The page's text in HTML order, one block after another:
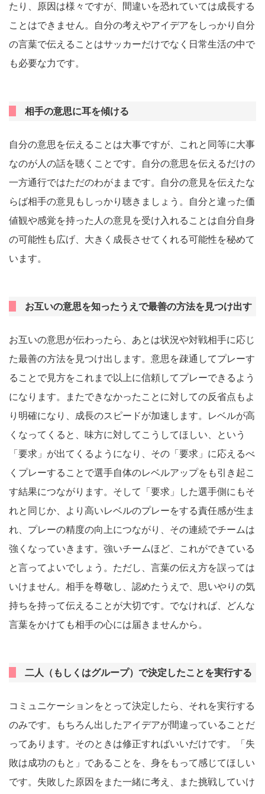
たり、原因は様々ですが、間違いを恐れていては成長する
ことはできません。自分の考えやアイデアをしっかり自分
の言葉で伝えることはサッカーだけでなく日常生活の中で
も必要な力です。
相手の意思に耳を傾ける
自分の意思を伝えることは大事ですが、これと同等に大事
なのが人の話を聴くことです。自分の意思を伝えるだけの
一方通行ではただのわがままです。自分の意見を伝えたな
らば相手の意見もしっかり聴きましょう。自分と違った価
値観や感覚を持った人の意見を受け入れることは自分自身
の可能性も広げ、大きく成長させてくれる可能性を秘めて
います。
お互いの意思を知ったうえで最善の方法を見つけ出す
お互いの意思が伝わったら、あとは状況や対戦相手に応じ
た最善の方法を見つけ出します。意思を疎通してプレーす
ることで見方をこれまで以上に信頼してプレーできるよう
になります。またできなかったことに対しての反省点もよ
り明確になり、成長のスピードが加速します。レベルが高
くなってくると、味方に対してこうしてほしい、という
「要求」が出てくるようになり、その「要求」に応えるべ
くプレーすることで選手自体のレベルアップをも引き起こ
す結果につながります。そして「要求」した選手側にもそ
れと同じか、より高いレベルのプレーをする責任感が生ま
れ、プレーの精度の向上につながり、その連続でチームは
強くなっていきます。強いチームほど、これができている
と言ってよいでしょう。ただし、言葉の伝え方を誤っては
いけません。相手を尊敬し、認めたうえで、思いやりの気
持ちを持って伝えることが大切です。でなければ、どんな
言葉をかけても相手の心には届きませんから。
二人（もしくはグループ）で決定したことを実行する
コミュニケーションをとって決定したら、それを実行する
のみです。もちろん出したアイデアが間違っていることだ
ってあります。そのときは修正すればいいだけです。「失
敗は成功のもと」であることを、身をもって感じてほしい
です。失敗した原因をまた一緒に考え、また挑戦していけ